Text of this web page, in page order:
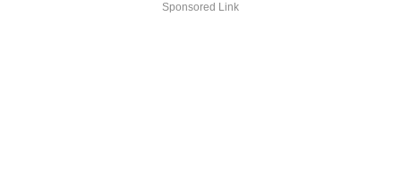
Sponsored Link